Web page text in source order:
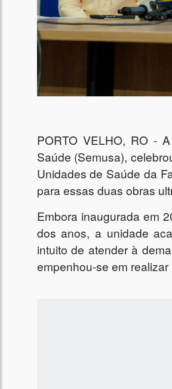
PORTO VELHO, RO -
Saúde (Semusa),
Unidades de Saúde da
para essas duas obras
Embora inaugurada em
dos anos, a unidade
intuito de atender à
empenhou-se em